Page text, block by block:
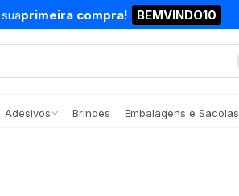
primeira compra! BEMVINDO10
Adesivos Brindes Embalagens e Sacolas